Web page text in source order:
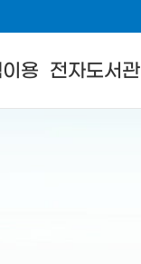
용 전자도서관